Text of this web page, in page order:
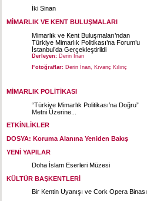
İki Sinan
MİMARLIK VE KENT BULUŞMALARI
Mimarlık ve Kent Buluşmaları’ndan
Türkiye Mimarlık Politikası’na Forum’u
İstanbul’da Gerçekleştirildi
Derleyen: Derin İnan
Fotoğraflar: Derin İnan, Kıvanç Kılınç
MİMARLIK POLİTİKASI
“Türkiye Mimarlık Politikası’na Doğru”
Metni Üzerine...
ETKİNLİKLER
DOSYA: Koruma Alanına Yeniden Bakış
YENİ YAPILAR
Doha İslam Eserleri Müzesi
KÜLTÜR BAŞKENTLERİ
Bir Kentin Uyanışı ve Cork Opera Binası